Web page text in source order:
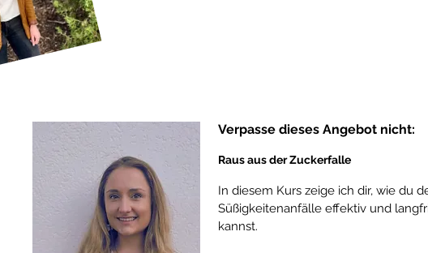
Verpasse dieses Angebot nicht:
Raus aus der Zuckerfalle
In diesem Kurs zeige ich dir, wie du
Süßigkeitenanfälle effektiv und
kannst.